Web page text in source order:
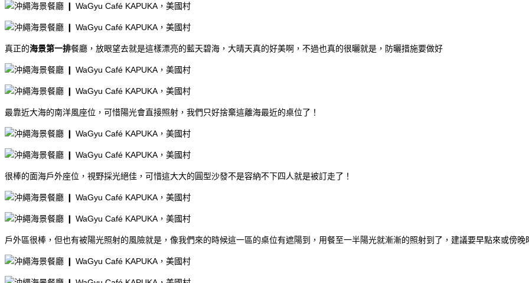
真正的海景第一排餐廳，放眼望去就是這樣漂亮的藍天碧海，大晴天真的好美啊，不過也真的很曬就是，防曬措施要做好
最靠近大海的南洋風座位，可惜陽光會直接照射，我們只好捨棄這離海最近的桌位了！
很棒的面海戶外座位，視野採光絕佳，可惜這大大的圓型沙發不是容納不下四人就是被訂走了！
戶外區很棒，但也有被陽光照射的風險就是，像我們來的時候這一區的桌位有遮陽到，用餐至一半陽光就漸漸的照射到了，建議要早點來或傍晚